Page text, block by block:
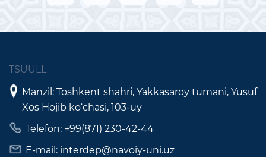
TSUULL
Manzil: Toshkent shahri, Yakkasaroy tumani, Yusuf
Xos Hojib ko‘chasi, 103-uy
Telefon: +99(871) 230-42-44
E-mail: interdep@navoiy-uni.uz